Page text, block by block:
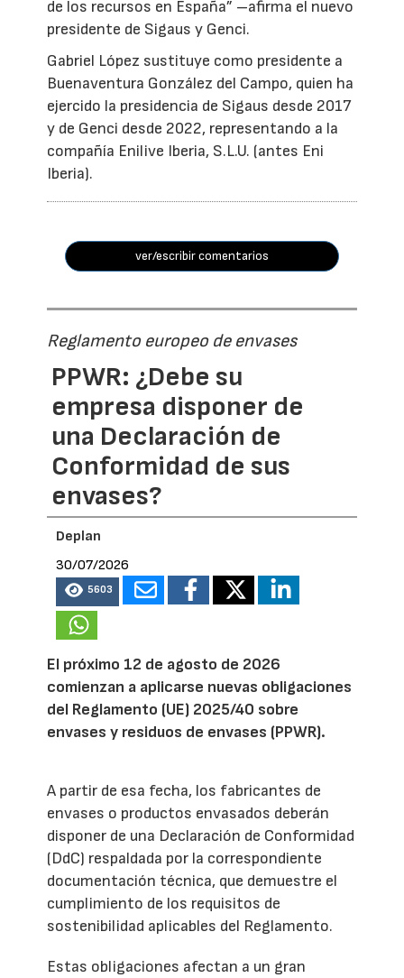
de los recursos en España” –afirma el nuevo
presidente de Sigaus y Genci.
Gabriel López sustituye como presidente a
Buenaventura González del Campo, quien ha
ejercido la presidencia de Sigaus desde 2017
y de Genci desde 2022, representando a la
compañía Enilive Iberia, S.L.U. (antes Eni
Iberia).
ver/escribir comentarios
Reglamento europeo de envases
PPWR: ¿Debe su
empresa disponer de
una Declaración de
Conformidad de sus
envases?
Deplan
30/07/2026
5603
El próximo 12 de agosto de 2026
comienzan a aplicarse nuevas obligaciones
del Reglamento (UE) 2025/40 sobre
envases y residuos de envases (PPWR).
A partir de esa fecha, los fabricantes de
envases o productos envasados deberán
disponer de una Declaración de Conformidad
(DdC) respaldada por la correspondiente
documentación técnica, que demuestre el
cumplimiento de los requisitos de
sostenibilidad aplicables del Reglamento.
Estas obligaciones afectan a un gran